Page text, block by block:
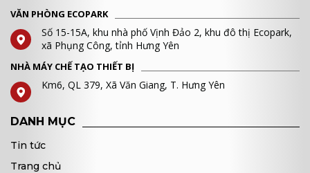
VĂN PHÒNG ECOPARK
Số 15-15A, khu nhà phố Vịnh Đảo 2, khu đô thị Ecopark,
xã Phụng Công, tỉnh Hưng Yên
NHÀ MÁY CHẾ TẠO THIẾT BỊ
Km6, QL 379, Xã Văn Giang, T. Hưng Yên
DANH MỤC
Tin tức
Trang chủ